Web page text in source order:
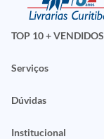
TOP 10 + VENDIDOS
Serviços
Dúvidas
Institucional